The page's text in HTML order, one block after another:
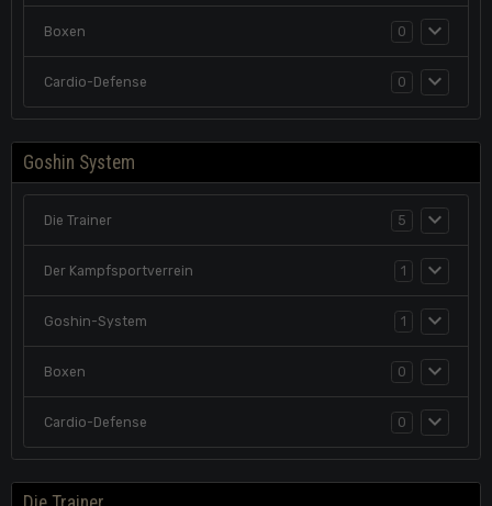
Boxen 0
Cardio-Defense 0
Goshin System
Die Trainer 5
Der Kampfsportverrein 1
Goshin-System 1
Boxen 0
Cardio-Defense 0